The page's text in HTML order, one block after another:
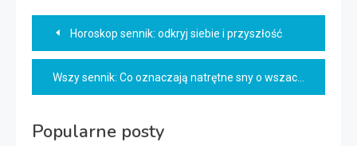
Nawigacja
wpisu
Horoskop sennik: odkryj siebie i przyszłość
Wszy sennik: Co oznaczają natrętne sny o wszach?
Popularne posty